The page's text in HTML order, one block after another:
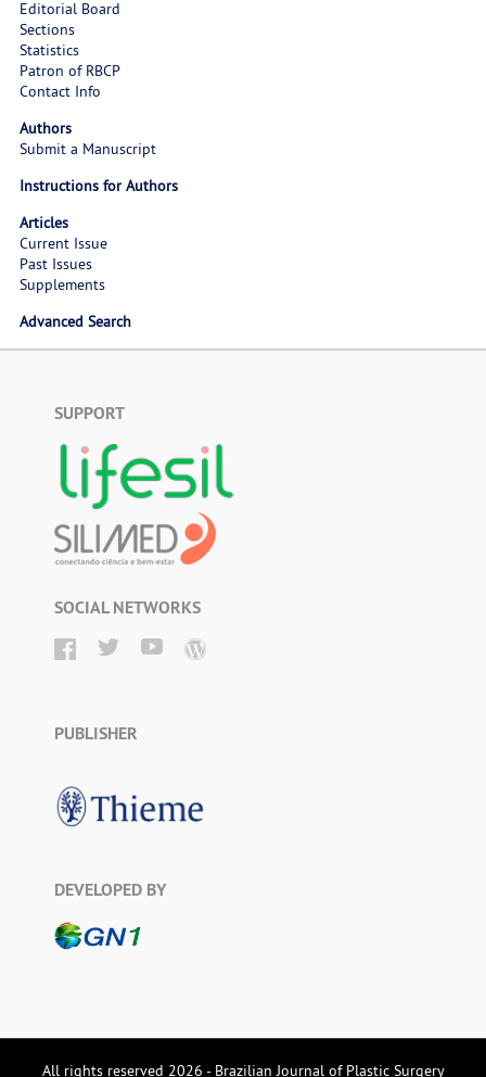
Editorial Board
Sections
Statistics
Patron of RBCP
Contact Info
Authors
Submit a Manuscript
Instructions for Authors
Articles
Current Issue
Past Issues
Supplements
Advanced Search
SUPPORT
SOCIAL NETWORKS
PUBLISHER
DEVELOPED BY
All rights reserved 2026 - Brazilian Journal of Plastic Surgery